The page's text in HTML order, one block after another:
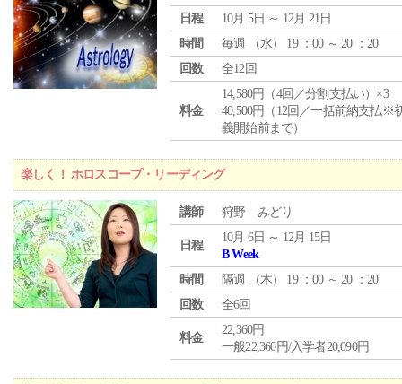
日程
10月 5日 ～ 12月 21日
時間
毎週 （水） 19 ：00 ～ 20 ：20
回数
全12回
料金
14,580円（4回／分割支払い）×3
40,500円（12回／一括前納支払※
義開始前まで）
楽しく！ ホロスコープ・リーディング
講師 狩野 みどり
日程
10月 6日 ～ 12月 15日
B Week
時間
隔週 （木） 19 ：00 ～ 20 ：20
回数
全6回
料金
22,360円
一般22,360円/入学者20,090円